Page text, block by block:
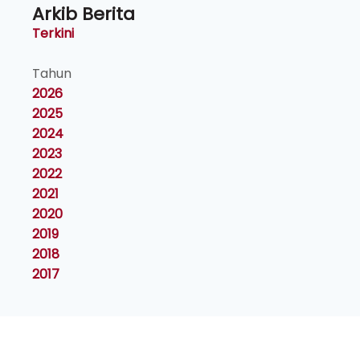
Arkib Berita
Terkini
Tahun
2026
2025
2024
2023
2022
2021
2020
2019
2018
2017